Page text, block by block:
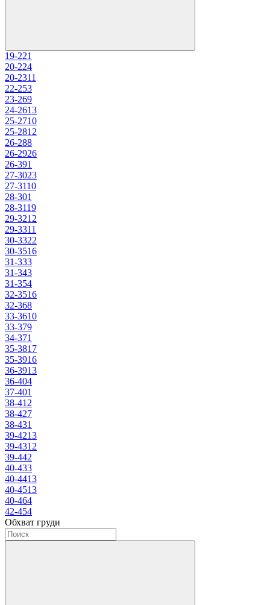
19-221
20-224
20-2311
22-253
23-269
24-2613
25-2710
25-2812
26-288
26-2926
26-391
27-3023
27-3110
28-301
28-3119
29-3212
29-3311
30-3322
30-3516
31-333
31-343
31-354
32-3516
32-368
33-3610
33-379
34-371
35-3817
35-3916
36-3913
36-404
37-401
38-41 2
38-427
38-431
39-4213
39-4312
39-442
40-433
40-4413
40-4513
40-464
42-454
Обхват груди